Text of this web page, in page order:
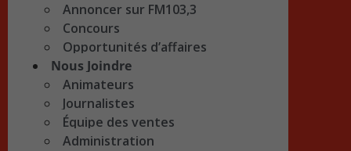
Annoncer sur FM103,3
Concours
Opportunités d’affaires
Nous Joindre
Animateurs
Journalistes
Équipe des ventes
Administration